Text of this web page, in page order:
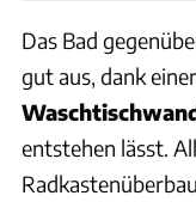
Das Bad
gut aus, dank einer
entstehen lässt.